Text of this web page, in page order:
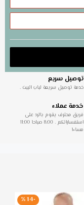
توصيل سريع
خدمة توصيل سريعة لباب البيت .
خدمة عملاء
فريق محترف يقوم بالرد على
استفساراتكم . 8:00 صباحا 11:00
مساءا
-14 %